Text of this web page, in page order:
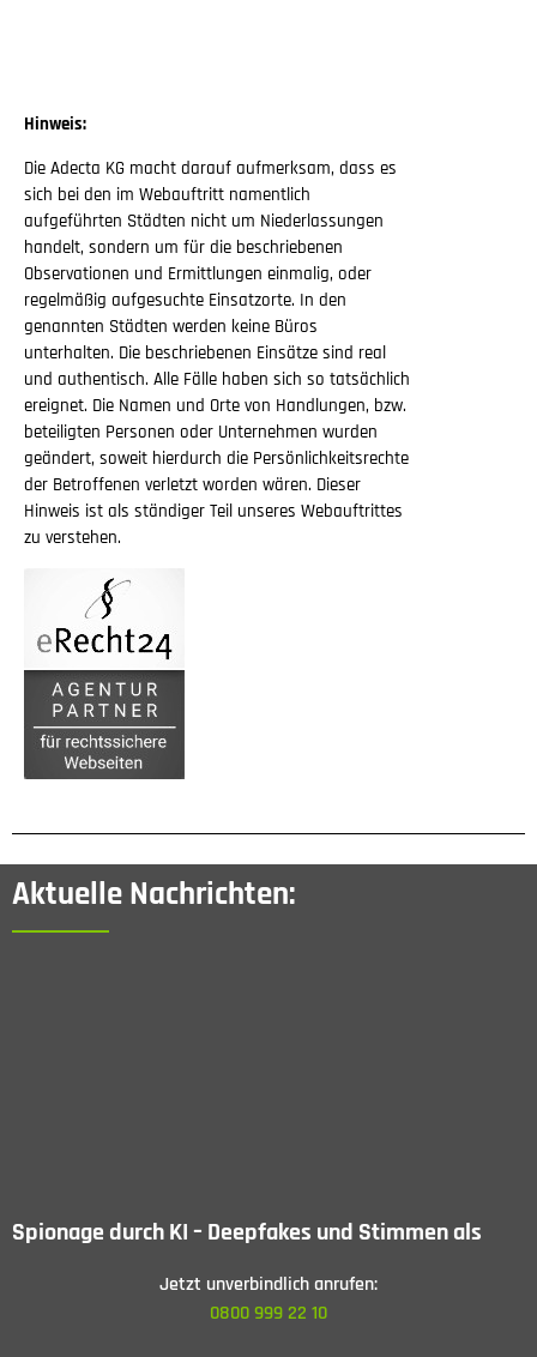
Hinweis:
Die Adecta KG macht darauf aufmerksam, dass es
sich bei den im Webauftritt namentlich
aufgeführten Städten nicht um Niederlassungen
handelt, sondern um für die beschriebenen
Observationen und Ermittlungen einmalig, oder
regelmäßig aufgesuchte Einsatzorte. In den
genannten Städten werden keine Büros
unterhalten. Die beschriebenen Einsätze sind real
und authentisch. Alle Fälle haben sich so tatsächlich
ereignet. Die Namen und Orte von Handlungen, bzw.
beteiligten Personen oder Unternehmen wurden
geändert, soweit hierdurch die Persönlichkeitsrechte
der Betroffenen verletzt worden wären. Dieser
Hinweis ist als ständiger Teil unseres Webauftrittes
zu verstehen.
Aktuelle Nachrichten:
Spionage durch KI – Deepfakes und Stimmen als
Jetzt unverbindlich anrufen:
0800 999 22 10